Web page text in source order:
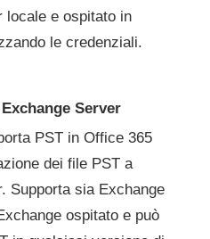
locale e ospitato in
le credenziali.
Server
PST in Office 365
dei file PST a
Supporta sia Exchange
ospitato e può